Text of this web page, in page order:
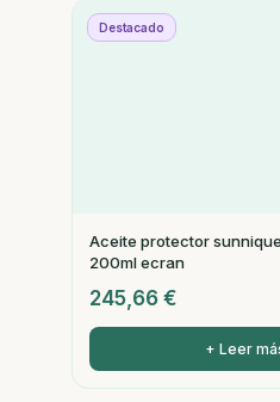
Destacado
Aceite protector
200ml ecran
245,66 €
+ Leer